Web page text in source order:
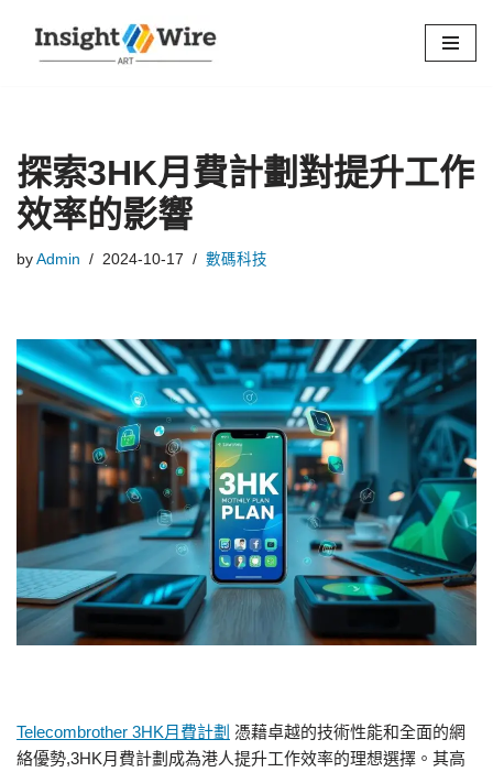
Skip
探索3HK月費計劃對提升工作
效率的影響
by Admin 2024-10-17 數碼科技
Telecombrother 3HK月費計劃 憑藉卓越的技術性能和全面的網
絡優勢,3HK月費計劃成為港人提升工作效率的理想選擇。其高